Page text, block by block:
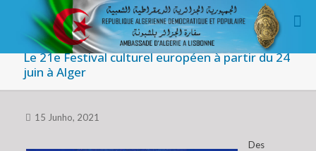
Le 21e Festival culturel européen à partir du 24
juin à Alger
15 Junho, 2021
Des